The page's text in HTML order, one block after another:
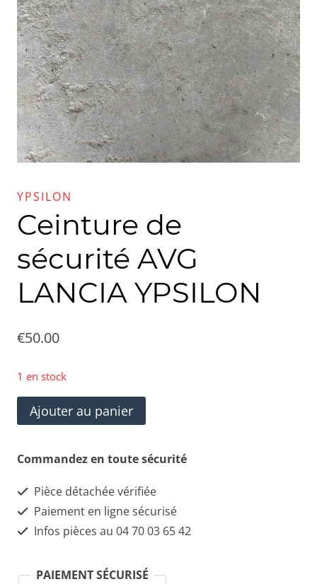
YPSILON
Ceinture de
sécurité AVG
LANCIA YPSILON
€50.00
1 en stock
quantité
de
Ceinture
sécurité
AVG
Ajouter au panier
Commandez en toute sécurité
Pièce détachée vérifiée
Paiement en ligne sécurisé
Infos pièces au 04 70 03 65 42
PAIEMENT SÉCURISÉ